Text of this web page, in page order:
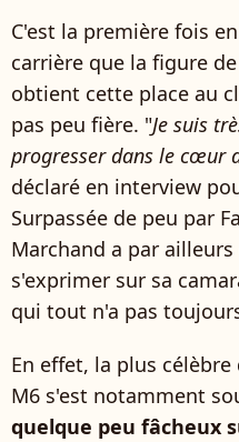
C'est la première fois
carrière que la figure de
obtient cette place au
pas peu fière. "Je suis
progresser dans le cœur
déclaré en interview
Surpassée de peu par
Marchand a par
s'exprimer sur sa
qui tout n'a pas
En effet, la plus
M6 s'est notamment
quelque peu fâcheux